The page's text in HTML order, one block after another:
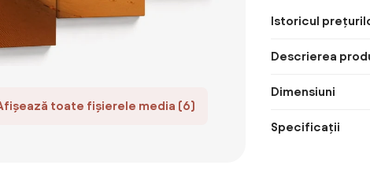
toate fișierele media (6)
Istoricul
Descrierea
Dimensiuni
Specificații